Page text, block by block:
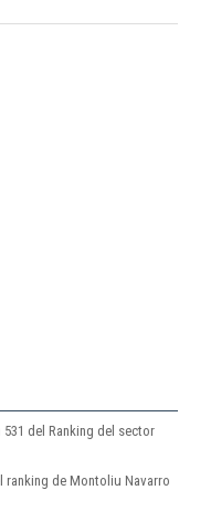
del Ranking del sector
de Montoliu Navarro